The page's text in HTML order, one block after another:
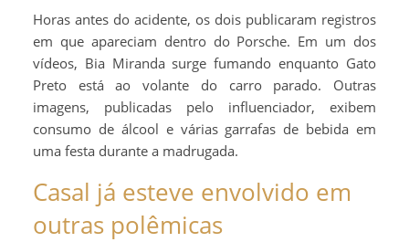
Horas antes do acidente, os dois publicaram registros
em que apareciam dentro do Porsche. Em um dos
vídeos, Bia Miranda surge fumando enquanto Gato
Preto está ao volante do carro parado. Outras
imagens, publicadas pelo influenciador, exibem
consumo de álcool e várias garrafas de bebida em
uma festa durante a madrugada.
Casal já esteve envolvido em
outras polêmicas